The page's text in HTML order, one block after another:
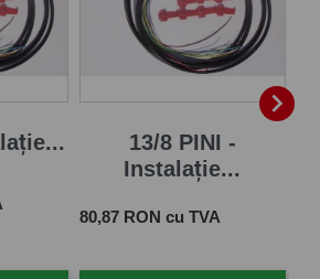
13/8 PINI -
Instalație...
Pret
80,87 RON cu TVA
